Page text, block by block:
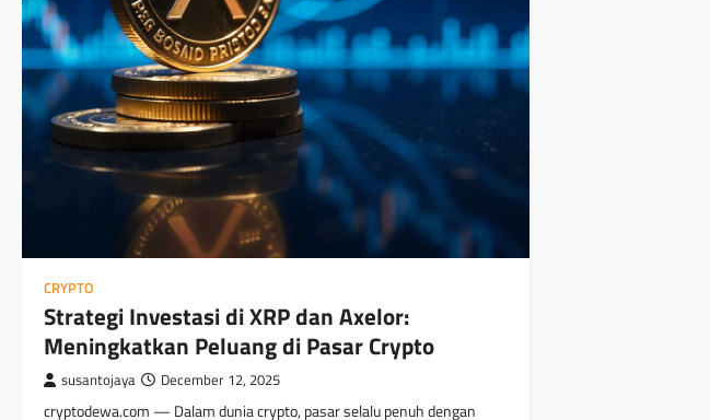
CRYPTO
Strategi Investasi di XRP dan Axelor:
Meningkatkan Peluang di Pasar Crypto
susantojaya December 12, 2025
cryptodewa.com — Dalam dunia crypto, pasar selalu penuh dengan